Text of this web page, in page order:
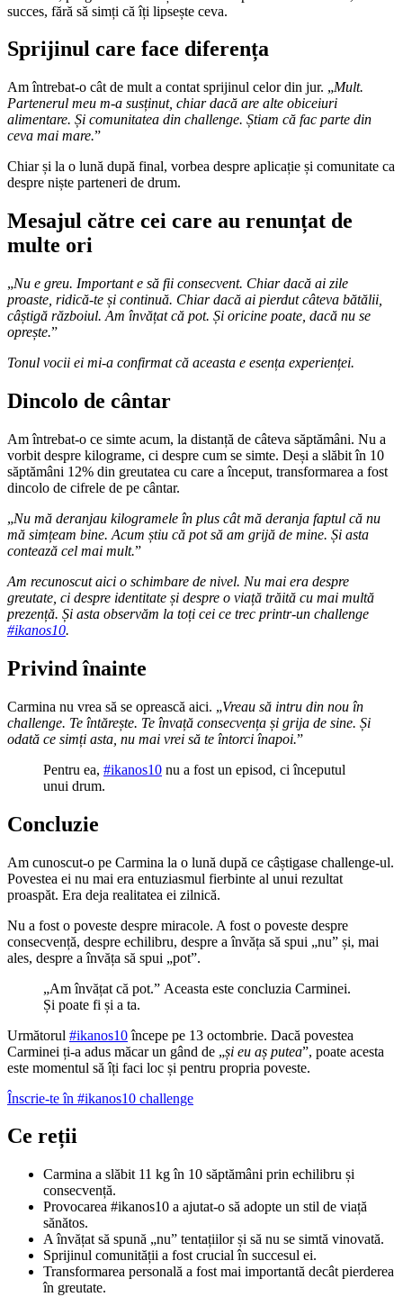
succes, fără să simți că îți lipsește ceva.
Sprijinul care face diferența
Am întrebat-o cât de mult a contat sprijinul celor din jur. „Mult.
Partenerul meu m-a susținut, chiar dacă are alte obiceiuri
alimentare. Și comunitatea din challenge. Știam că fac parte din
ceva mai mare.”
Chiar și la o lună după final, vorbea despre aplicație și comunitate ca
despre niște parteneri de drum.
Mesajul către cei care au renunțat de
multe ori
„Nu e greu. Important e să fii consecvent. Chiar dacă ai zile
proaste, ridică-te și continuă. Chiar dacă ai pierdut câteva bătălii,
câștigă războiul. Am învățat că pot. Și oricine poate, dacă nu se
oprește.”
Tonul vocii ei mi-a confirmat că aceasta e esența experienței.
Dincolo de cântar
Am întrebat-o ce simte acum, la distanță de câteva săptămâni. Nu a
vorbit despre kilograme, ci despre cum se simte. Deși a slăbit în 10
săptămâni 12% din greutatea cu care a început, transformarea a fost
dincolo de cifrele de pe cântar.
„Nu mă deranjau kilogramele în plus cât mă deranja faptul că nu
mă simțeam bine. Acum știu că pot să am grijă de mine. Și asta
contează cel mai mult.”
Am recunoscut aici o schimbare de nivel. Nu mai era despre
greutate, ci despre identitate și despre o viață trăită cu mai multă
prezență. Și asta observăm la toți cei ce trec printr-un challenge
#ikanos10.
Privind înainte
Carmina nu vrea să se oprească aici. „Vreau să intru din nou în
challenge. Te întărește. Te învață consecvența și grija de sine. Și
odată ce simți asta, nu mai vrei să te întorci înapoi.”
Pentru ea, #ikanos10 nu a fost un episod, ci începutul
unui drum.
Concluzie
Am cunoscut-o pe Carmina la o lună după ce câștigase challenge-ul.
Povestea ei nu mai era entuziasmul fierbinte al unui rezultat
proaspăt. Era deja realitatea ei zilnică.
Nu a fost o poveste despre miracole. A fost o poveste despre
consecvență, despre echilibru, despre a învăța să spui „nu” și, mai
ales, despre a învăța să spui „pot”.
„Am învățat că pot.” Aceasta este concluzia Carminei.
Și poate fi și a ta.
Următorul #ikanos10începe pe 13 octombrie. Dacă povestea
Carminei ți-a adus măcar un gând de „și eu aș putea”, poate acesta
este momentul să îți faci loc și pentru propria poveste.
Înscrie-te în #ikanos10 challenge
Ce reții
Carmina a slăbit 11 kg în 10 săptămâni prin echilibru și
consecvență.
Provocarea #ikanos10 a ajutat-o să adopte un stil de viață
sănătos.
A învățat să spună „nu” tentațiilor și să nu se simtă vinovată.
Sprijinul comunității a fost crucial în succesul ei.
Transformarea personală a fost mai importantă decât pierderea
în greutate.